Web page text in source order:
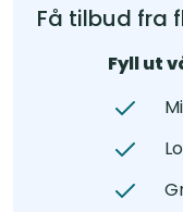
Få tilbud fra
Fyll ut